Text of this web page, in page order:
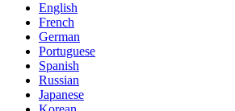
English
French
German
Portuguese
Spanish
Russian
Japanese